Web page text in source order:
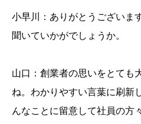
小早川：ありがとうございま
聞いていかがでしょうか。
山口：創業者の思いをとても
ね。わかりやすい言葉に刷新
んなことに留意して社員の方